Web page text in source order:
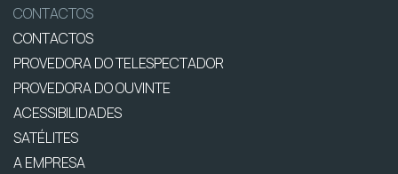
CONTACTOS
CONTACTOS
PROVEDORA DO TELESPECTADOR
PROVEDORA DO OUVINTE
ACESSIBILIDADES
SATÉLITES
A EMPRESA